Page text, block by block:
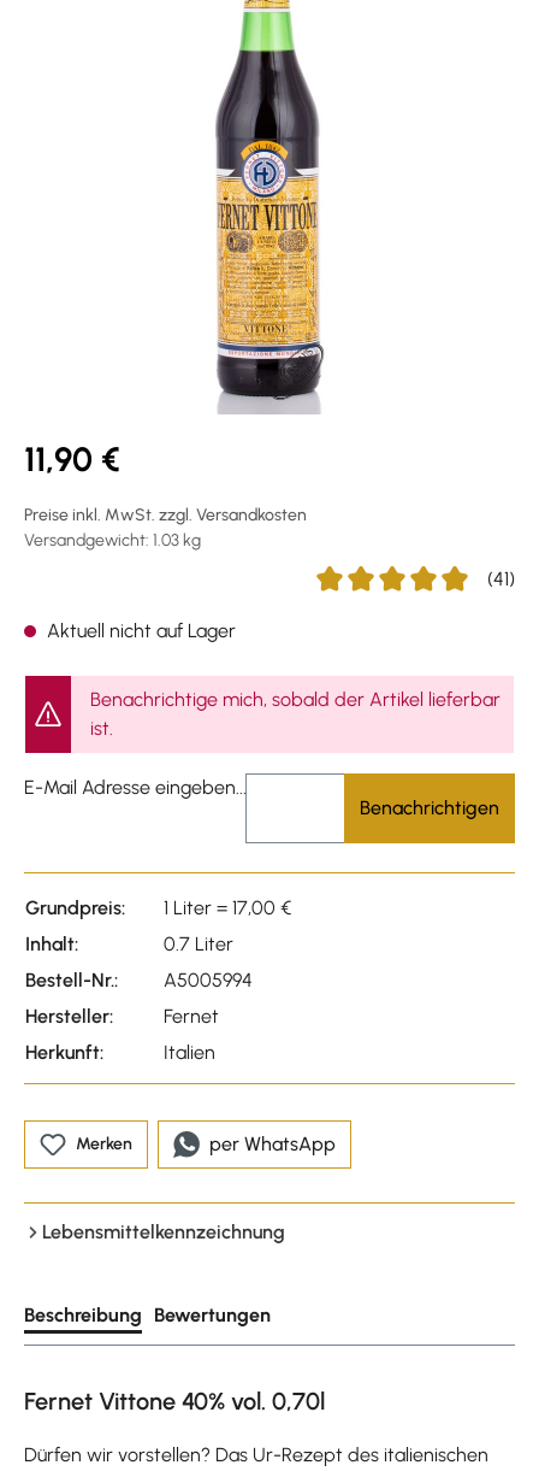
11,90 €
Preise inkl. MwSt. zzgl. Versandkosten
Versandgewicht: 1.03 kg
(41)
Aktuell nicht auf Lager
Benachrichtige mich, sobald der Artikel lieferbar
ist.
E-Mail Adresse eingeben...
Benachrichtigen
Grundpreis:
1 Liter = 17,00 €
Inhalt:
0.7 Liter
Bestell-Nr.:
A5005994
Hersteller:
Fernet
Herkunft:
Italien
Merken per WhatsApp
Lebensmittelkennzeichnung
Beschreibung Bewertungen
Fernet Vittone 40% vol. 0,70l
Dürfen wir vorstellen? Das Ur-Rezept des italienischen